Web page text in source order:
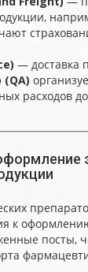
— доставка
(QA)
расходов
к
посты,